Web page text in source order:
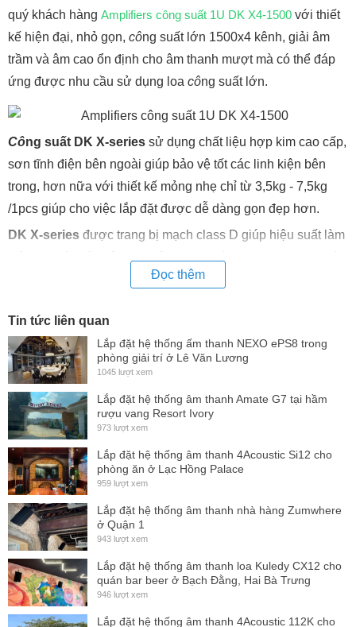
quý khách hàng Amplifiers công suất 1U DK X4-1500 với thiết
kế hiện đại, nhỏ gọn, công suất lớn 1500x4 kênh, giải âm
trầm và âm cao ổn định cho âm thanh mượt mà có thể đáp
ứng được nhu cầu sử dụng loa công suất lớn.
Công suất DK X-series sử dụng chất liệu hợp kim cao cấp,
sơn tĩnh điện bên ngoài giúp bảo vệ tốt các linh kiện bên
trong, hơn nữa với thiết kế mỏng nhẹ chỉ từ 3,5kg - 7,5kg
/1pcs giúp cho việc lắp đặt được dễ dàng gọn đẹp hơn.
DK X-series được trang bị mạch class D giúp hiệu suất làm
cho Amplifiers không cần tỏa ra quá nhiều năng lượng
dòng sản phẩm.
Với bộ lọc nguồn xung cô ng suất cao giúp hoạt động tốt ở
điện thế dải rộng từ 150v-280v mà không ảnh hưởng đến tín
hiệucông suất đầu ra.
Với khả năng tản nhiệt tốt iccông suất chịu tải cao giúp đạt
được tối đacô
Công suất U1 DK X-seriescho khả năng bền bỉ hoạt động
tốt đa dạng trong nhiều môi trường. Khả năng tái tạo lại âm
thanh sạch hơn mạnh hơn tốt hơn so với các loại amply
nguồn biến áp.
Với thiết kế nguồn xung kèm nhiều rất nhiều tụ lọc nguồn
hiệu suất cao giúp tiếng ra loa không bị sôi ù hay méo tiếng
do cộng hưởng từ như nguồn biến áp.
Đọc thêm
Tin tức liên quan
Lắp đặt hệ thống ấm thanh NEXO ePS8 trong
phòng giải trí ở Lê Văn Lương
1045 lượt xem
Lắp đặt hệ thống âm thanh Amate G7 tại hầm
rượu vang Resort Ivory
973 lượt xem
Lắp đặt hệ thống âm thanh 4Acoustic Si12 cho
phòng ăn ở Lạc Hồng Palace
959 lượt xem
Lắp đặt hệ thống âm thanh nhà hàng Zumwhere
ở Quận 1
943 lượt xem
Lắp đặt hệ thống âm thanh loa Kuledy CX12 cho
quán bar beer ở Bạch Đằng, Hai Bà Trưng
946 lượt xem
Lắp đặt hệ thống âm thanh 4Acoustic 112K cho